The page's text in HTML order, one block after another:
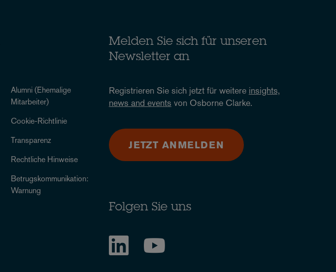
Alumni (Ehemalige
Mitarbeiter)
Cookie-Richtlinie
Transparenz
Rechtliche Hinweise
Betrugskommunikation:
Warnung
Melden Sie sich für unseren
Newsletter an
Registrieren Sie sich jetzt für weitere insights,
news and events von Osborne Clarke.
JETZT ANMELDEN
Folgen Sie uns